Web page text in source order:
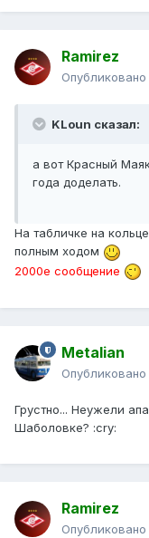
Ramirez
Опубликовано
KLoun сказал:
а вот Красный
года доделать.
На табличке на
полным ходом
2000е сообщение
Metalian
Опубликовано
Грустно... Неужели
Шаболовке? :cry:
Ramirez
Опубликовано